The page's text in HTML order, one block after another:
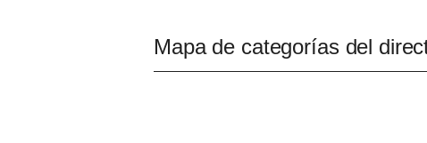
Mapa de categorías del